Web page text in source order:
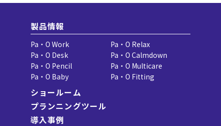
製品情報
Pa・O Work
Pa・O Relax
Pa・O Desk
Pa・O Calmdown
Pa・O Pencil
Pa・O Multicare
Pa・O Baby
Pa・O Fitting
ショールーム
プランニングツール
導入事例